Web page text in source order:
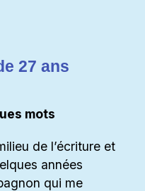
27 ans
mots
de l’écriture et
années
qui me